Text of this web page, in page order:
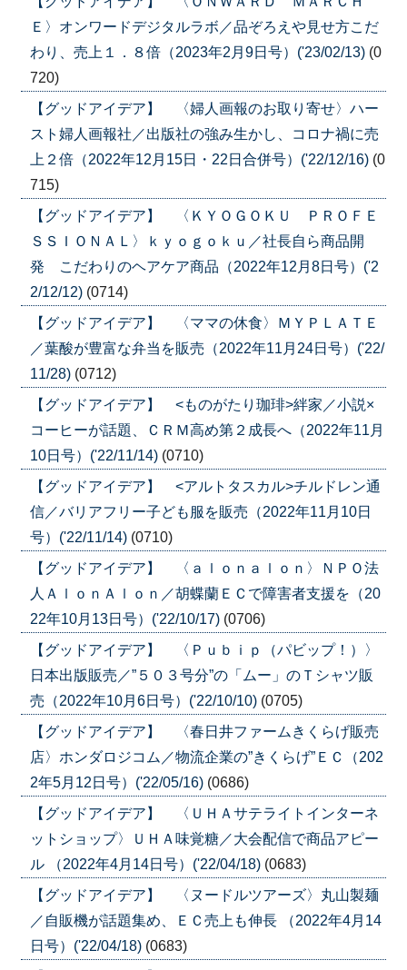
Ｅ〉オンワードデジタルラボ／品ぞろえや見せ方こだ
わり、売上１．８倍（2023年2月9日号）('23/02/13) (0
720)
【グッドアイデア】 〈婦人画報のお取り寄せ〉ハー
スト婦人画報社／出版社の強み生かし、コロナ禍に売
上２倍（2022年12月15日・22日合併号）('22/12/16) (0
715)
【グッドアイデア】 〈ＫＹＯＧＯＫＵ ＰＲＯＦＥ
ＳＳＩＯＮＡＬ〉ｋｙｏｇｏｋｕ／社長自ら商品開
発 こだわりのヘアケア商品（2022年12月8日号）('2
2/12/12) (0714)
【グッドアイデア】 〈ママの休食〉ＭＹＰＬＡＴＥ
／葉酸が豊富な弁当を販売（2022年11月24日号）('22/
11/28) (0712)
【グッドアイデア】 <ものがたり珈琲>絆家／小説×
コーヒーが話題、ＣＲＭ高め第２成長へ（2022年11月
10日号）('22/11/14) (0710)
【グッドアイデア】 <アルトタスカル>チルドレン通
信／バリアフリー子ども服を販売（2022年11月10日
号）('22/11/14) (0710)
【グッドアイデア】 〈ａｌｏｎａｌｏｎ〉ＮＰＯ法
人ＡｌｏｎＡｌｏｎ／胡蝶蘭ＥＣで障害者支援を（20
22年10月13日号）('22/10/17) (0706)
【グッドアイデア】 〈Ｐｕｂｉｐ（パビップ！）〉
日本出版販売／”５０３号分”の「ムー」のＴシャツ販
売（2022年10月6日号）('22/10/10) (0705)
【グッドアイデア】 〈春日井ファームきくらげ販売
店〉ホンダロジコム／物流企業の”きくらげ”ＥＣ（202
2年5月12日号）('22/05/16) (0686)
【グッドアイデア】 〈ＵＨＡサテライトインターネ
ットショップ〉ＵＨＡ味覚糖／大会配信で商品アピー
ル （2022年4月14日号）('22/04/18) (0683)
【グッドアイデア】 〈ヌードルツアーズ〉丸山製麺
／自販機が話題集め、ＥＣ売上も伸長 （2022年4月14
日号）('22/04/18) (0683)